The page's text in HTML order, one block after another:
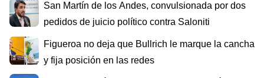
San Martín de los Andes, convulsionada por dos
pedidos de juicio político contra Saloniti
Figueroa no deja que Bullrich le marque la cancha
y fija posición en las redes